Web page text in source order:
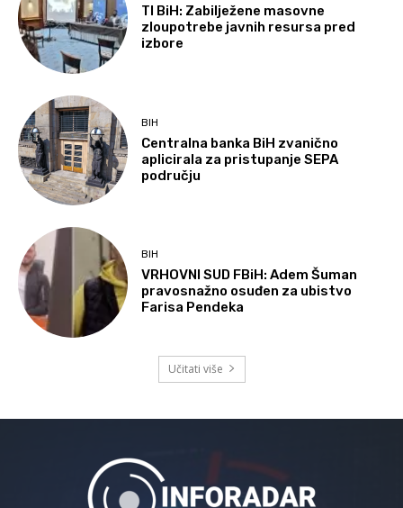
TI BiH: Zabilježene masovne
zloupotrebe javnih resursa pred
izbore
BIH
Centralna banka BiH zvanično
aplicirala za pristupanje SEPA
području
BIH
VRHOVNI SUD FBiH: Adem Šuman
pravosnažno osuđen za ubistvo
Farisa Pendeka
Učitati više